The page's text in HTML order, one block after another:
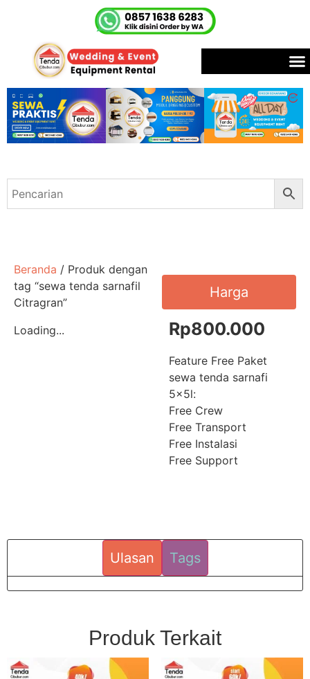
Beranda / Produk dengan
tag “sewa tenda sarnafil
Citragran”
Loading...
Harga
Rp800.000
Feature Free Paket
sewa tenda sarnafi
5x5l:
Free Crew
Free Transport
Free Instalasi
Free Support
Ulasan Tags
Produk Terkait